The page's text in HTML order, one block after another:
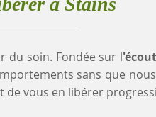
du soin. Fondée sur l
sans que
vous en libérer